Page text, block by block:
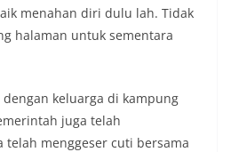
menahan diri dulu lah. Tidak
halaman untuk sementara
keluarga di kampung
juga telah
telah menggeser cuti bersama